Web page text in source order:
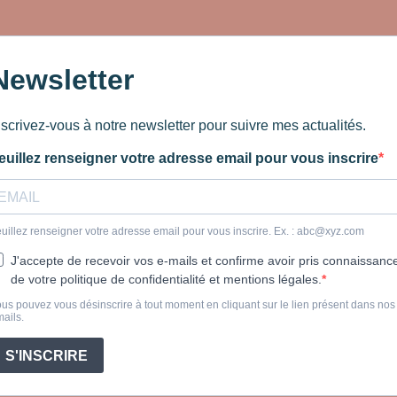
vous à notre newsletter pour suivre mes actualités.
renseigner votre adresse email pour vous inscrire
renseigner votre adresse email pour vous inscrire. Ex. : abc@xyz.com
J'accepte de recevoir vos e-mails et confirme avoir pris
de votre politique de confidentialité et mentions légales.
pouvez vous désinscrire à tout moment en cliquant sur le lien présent dans nos
S'INSCRIRE